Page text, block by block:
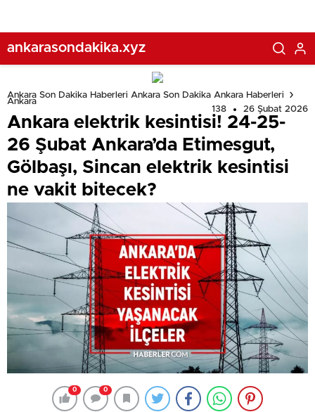
ankarasondakika.xyz
Ankara Son Dakika Haberleri Ankara Son Dakika Ankara Haberleri
Ankara
138
26 Şubat 2026
Ankara elektrik kesintisi! 24-25-
26 Şubat Ankara’da Etimesgut,
Gölbaşı, Sincan elektrik kesintisi
ne vakit bitecek?
0 0